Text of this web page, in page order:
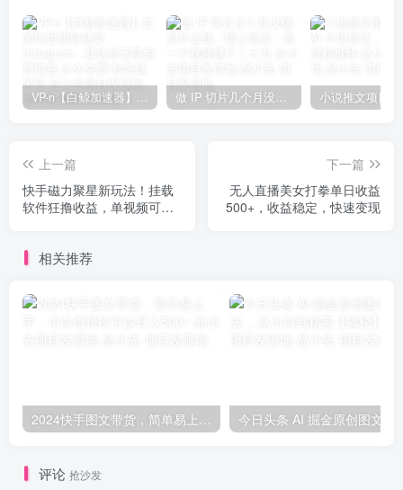
VP-n【白鲸加速器】在国内也能刷油管、Instagram，我送你无限免费流量 永久免费-知名技术官-品小先项目发源地 做 IP 切片几个月没赚到什么钱，蹭上热点，靠一个视频赚了二十万-品小先项目发源地
上一篇
快手磁力聚星新玩法！挂载
软件狂撸收益，单视频可入
下一篇
无人直播美女打拳单日收益
500+，收益稳定，快速变现
相关推荐
2024快手图文带货，简单易上手，小白也轻松可以日入500+-品小先项目发源地
评论 抢沙发